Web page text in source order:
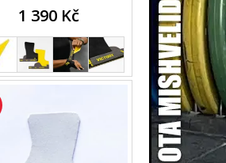
1 390 Kč